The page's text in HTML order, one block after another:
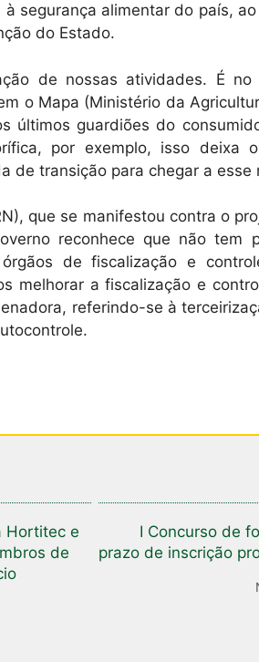
segurança alimentar do país,
do Estado.
de nossas atividades. É
o Mapa (Ministério da
últimos guardiões do
por exemplo, isso deixa
de transição para chegar a esse
que se manifestou contra o
reconhece que não tem
de fiscalização e
melhorar a fiscalização e
referindo-se à
Hortitec e
de
I Concurso de
prazo de inscrição